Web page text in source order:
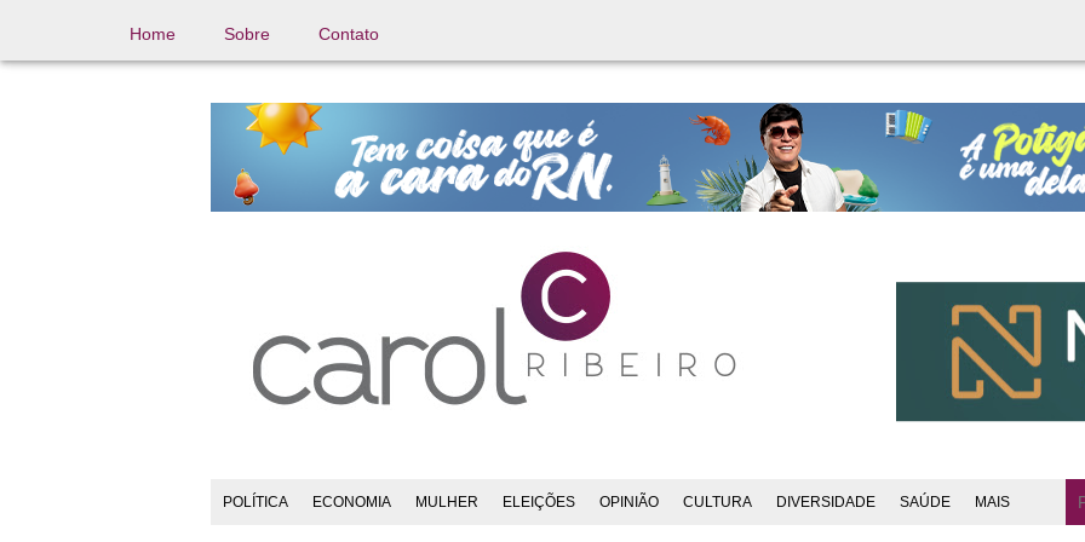
Home Sobre Contato
POLÍTICA ECONOMIA MULHER ELEIÇÕES OPINIÃO CULTURA DIVERSIDADE SAÚDE MAIS